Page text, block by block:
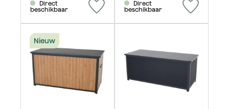
beschikbaar
beschikbaar
Nieuw